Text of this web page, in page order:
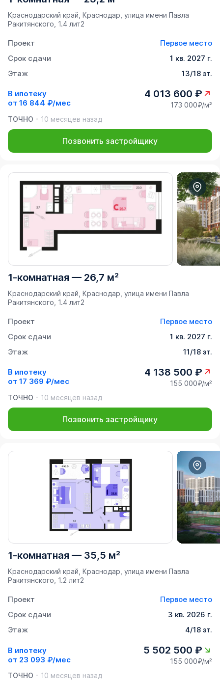
Краснодарский край, Краснодар, улица имени Павла
Ракитянского, 1.4 лит2
Проект
Первое место
Срок сдачи
1 кв. 2027 г.
Этаж
13/18 эт.
В ипотеку
от 16 844 ₽/мес
4 013 600 ₽
173 000₽/м²
ТОЧНО
10 месяцев назад
Позвонить застройщику
1-комнатная — 26,7 м²
Краснодарский край, Краснодар, улица имени Павла
Ракитянского, 1.4 лит2
Проект
Первое место
Срок сдачи
1 кв. 2027 г.
Этаж
11/18 эт.
В ипотеку
от 17 369 ₽/мес
4 138 500 ₽
155 000₽/м²
ТОЧНО
10 месяцев назад
Позвонить застройщику
1-комнатная — 35,5 м²
Краснодарский край, Краснодар, улица имени Павла
Ракитянского, 1.2 лит2
Проект
Первое место
Срок сдачи
3 кв. 2026 г.
Этаж
4/18 эт.
В ипотеку
от 23 093 ₽/мес
5 502 500 ₽
155 000₽/м²
ТОЧНО
10 месяцев назад